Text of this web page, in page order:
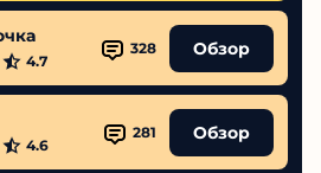
4.7
328 Обзор
4.6
281 Обзор